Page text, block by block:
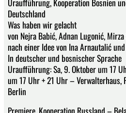
Deutschland
Was haben wir gelacht
von Nejra Babić, Adnan Lugonić,
nach einer Idee von Ina Arnautalić
In deutscher und bosnischer Sprache
Uraufführung: Sa, 9. Oktober um 17
um 17 Uhr + 21 Uhr – Verwalterhaus,
Berlin